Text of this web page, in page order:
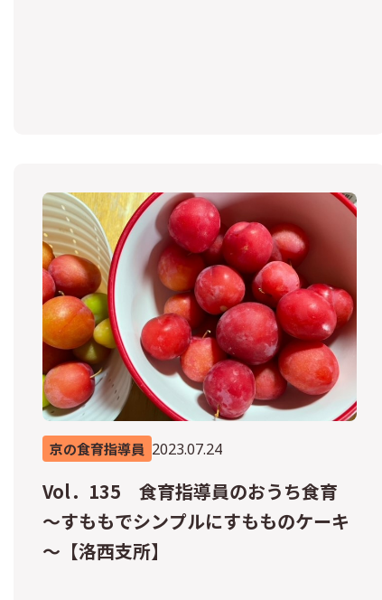
京の食育指導員 2023.07.24
Vol．135 食育指導員のおうち食育
～すももでシンプルにすもものケーキ
～【洛西支所】